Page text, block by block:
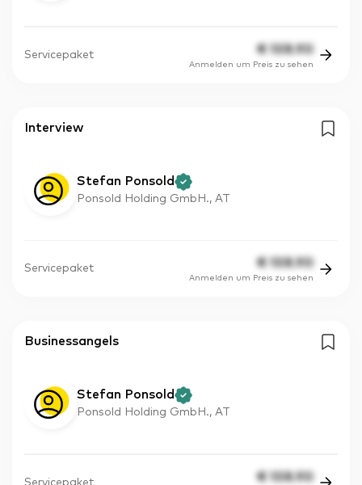
Servicepaket € 108.90
Anmelden um Preis zu sehen
Interview
Stefan Ponsold
Ponsold Holding GmbH., AT
Servicepaket € 108.90
Anmelden um Preis zu sehen
Businessangels
Stefan Ponsold
Ponsold Holding GmbH., AT
Servicepaket € 108.90